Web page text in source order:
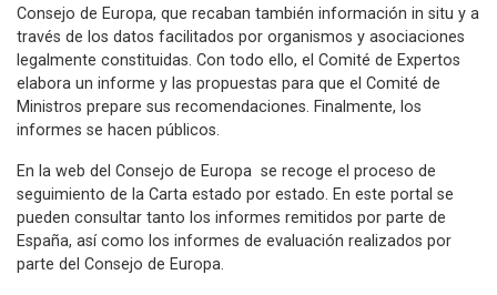
Consejo de Europa, que recaban también información in situ y a
través de los datos facilitados por organismos y asociaciones
legalmente constituidas. Con todo ello, el Comité de Expertos
elabora un informe y las propuestas para que el Comité de
Ministros prepare sus recomendaciones. Finalmente, los
informes se hacen públicos.
En la web del Consejo de Europa se recoge el proceso de
seguimiento de la Carta estado por estado. En este portal se
pueden consultar tanto los informes remitidos por parte de
España, así como los informes de evaluación realizados por
parte del Consejo de Europa.